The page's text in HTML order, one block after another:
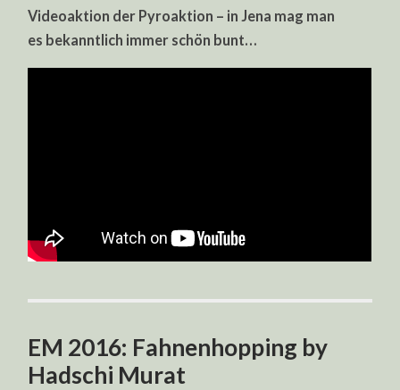
Videoaktion der Pyroaktion – in Jena mag man
es bekanntlich immer schön bunt…
EM 2016: Fahnenhopping by
Hadschi Murat